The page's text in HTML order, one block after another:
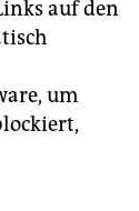
auf den
um